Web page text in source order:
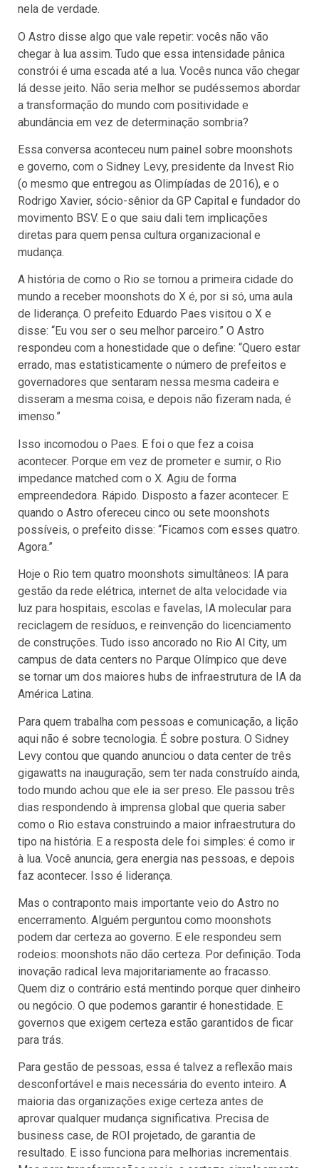
nela de verdade.
O Astro disse algo que vale repetir: vocês não vão
chegar à lua assim. Tudo que essa intensidade pânica
constrói é uma escada até a lua. Vocês nunca vão chegar
lá desse jeito. Não seria melhor se pudéssemos abordar
a transformação do mundo com positividade e
abundância em vez de determinação sombria?
Essa conversa aconteceu num painel sobre moonshots
e governo, com o Sidney Levy, presidente da Invest Rio
(o mesmo que entregou as Olimpíadas de 2016), e o
Rodrigo Xavier, sócio-sênior da GP Capital e fundador do
movimento BSV. E o que saiu dali tem implicações
diretas para quem pensa cultura organizacional e
mudança.
A história de como o Rio se tornou a primeira cidade do
mundo a receber moonshots do X é, por si só, uma aula
de liderança. O prefeito Eduardo Paes visitou o X e
disse: “Eu vou ser o seu melhor parceiro.” O Astro
respondeu com a honestidade que o define: “Quero estar
errado, mas estatisticamente o número de prefeitos e
governadores que sentaram nessa mesma cadeira e
disseram a mesma coisa, e depois não fizeram nada, é
imenso.”
Isso incomodou o Paes. E foi o que fez a coisa
acontecer. Porque em vez de prometer e sumir, o Rio
impedance matched com o X. Agiu de forma
empreendedora. Rápido. Disposto a fazer acontecer. E
quando o Astro ofereceu cinco ou sete moonshots
possíveis, o prefeito disse: “Ficamos com esses quatro.
Agora.”
Hoje o Rio tem quatro moonshots simultâneos: IA para
gestão da rede elétrica, internet de alta velocidade via
luz para hospitais, escolas e favelas, IA molecular para
reciclagem de resíduos, e reinvenção do licenciamento
de construções. Tudo isso ancorado no Rio AI City, um
campus de data centers no Parque Olímpico que deve
se tornar um dos maiores hubs de infraestrutura de IA da
América Latina.
Para quem trabalha com pessoas e comunicação, a lição
aqui não é sobre tecnologia. É sobre postura. O Sidney
Levy contou que quando anunciou o data center de três
gigawatts na inauguração, sem ter nada construído ainda,
todo mundo achou que ele ia ser preso. Ele passou três
dias respondendo à imprensa global que queria saber
como o Rio estava construindo a maior infraestrutura do
tipo na história. E a resposta dele foi simples: é como ir
à lua. Você anuncia, gera energia nas pessoas, e depois
faz acontecer. Isso é liderança.
Mas o contraponto mais importante veio do Astro no
encerramento. Alguém perguntou como moonshots
podem dar certeza ao governo. E ele respondeu sem
rodeios: moonshots não dão certeza. Por definição. Toda
inovação radical leva majoritariamente ao fracasso.
Quem diz o contrário está mentindo porque quer dinheiro
ou negócio. O que podemos garantir é honestidade. E
governos que exigem certeza estão garantidos de ficar
para trás.
Para gestão de pessoas, essa é talvez a reflexão mais
desconfortável e mais necessária do evento inteiro. A
maioria das organizações exige certeza antes de
aprovar qualquer mudança significativa. Precisa de
business case, de ROI projetado, de garantia de
resultado. E isso funciona para melhorias incrementais.